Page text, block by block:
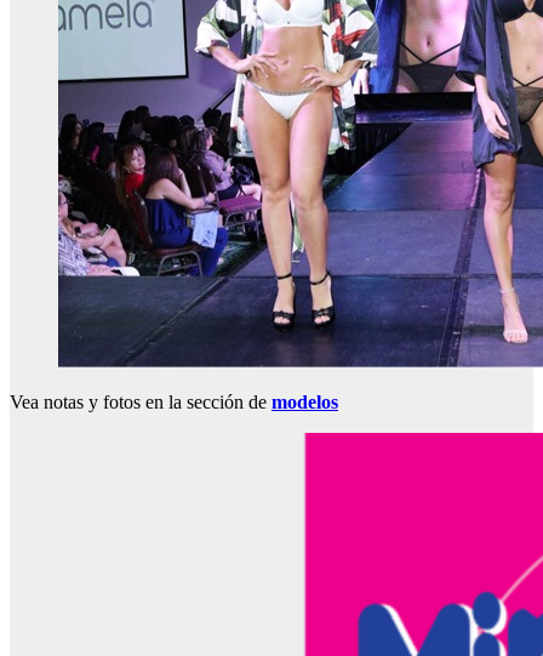
Vea notas y fotos en la sección de modelos